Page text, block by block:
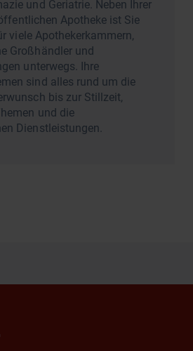
und Geriatrie. Neben Ihrer
Apotheke ist Sie
viele Apothekerkammern,
Großhändler und
unterwegs. Ihre
sind alles rund um die
bis zur Stillzeit,
und die
Dienstleistungen.